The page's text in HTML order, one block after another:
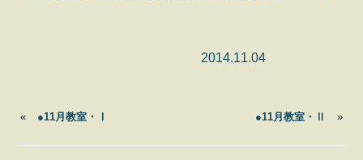
2014.11.04
« ●11月教室・Ⅰ ●11月教室・Ⅱ »